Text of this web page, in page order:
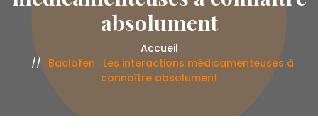
absolument
Accueil
Baclofen : Les interactions médicamenteuses à
connaître absolument